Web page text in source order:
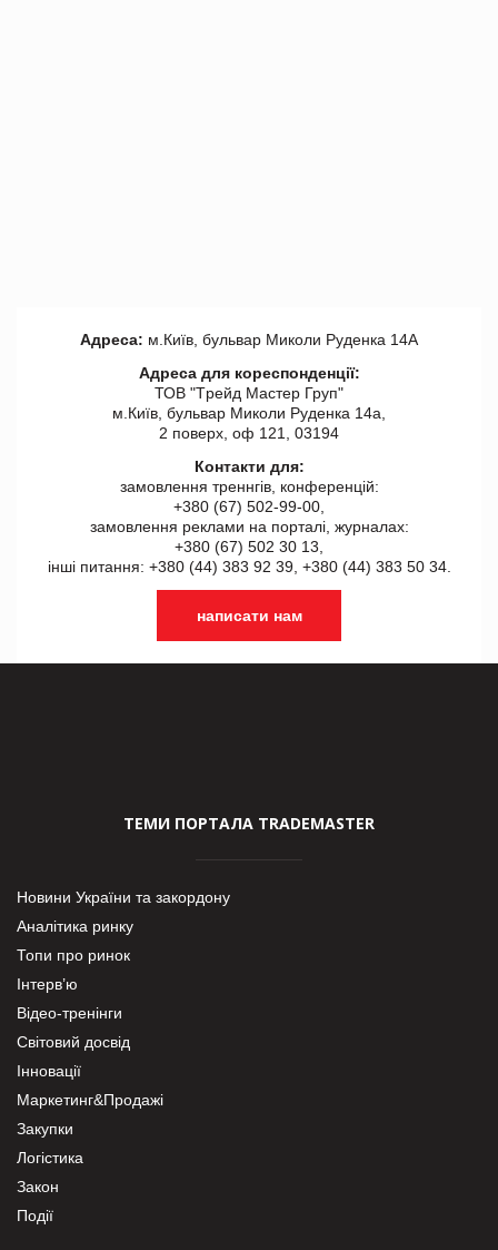
Адреса: м.Київ, бульвар Миколи Руденка 14А
Адреса для кореспонденції:
ТОВ "Tрейд Мастер Груп"
м.Київ, бульвар Миколи Руденка 14а,
2 поверх, оф 121, 03194
Контакти для:
замовлення треннгів, конференцій:
+380 (67) 502-99-00,
замовлення реклами на порталі, журналах:
+380 (67) 502 30 13,
інші питання: +380 (44) 383 92 39, +380 (44) 383 50 34.
написати нам
ТЕМИ ПОРТАЛА TRADEMASTER
Новини України та закордону
Аналітика ринку
Топи про ринок
Інтерв’ю
Відео-тренінги
Світовий досвід
Інновації
Маркетинг&Продажі
Закупки
Логістика
Закон
Події